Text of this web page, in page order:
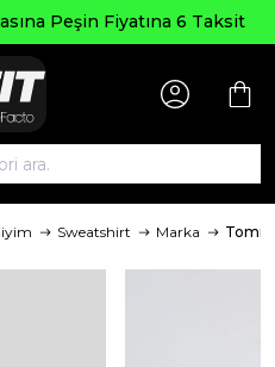
Peşin Fiyatına 6 Taksit
Sweatshirt Marka